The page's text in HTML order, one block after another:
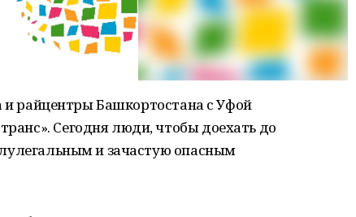
и райцентры Башкортостана с Уфой
Сегодня люди, чтобы доехать до
и зачастую опасным